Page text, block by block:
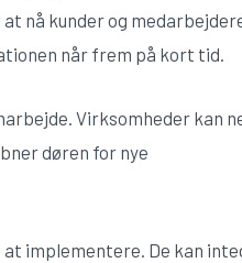
nå kunder og
når frem på kort tid.
Virksomheder kan
døren for nye
implementere. De kan